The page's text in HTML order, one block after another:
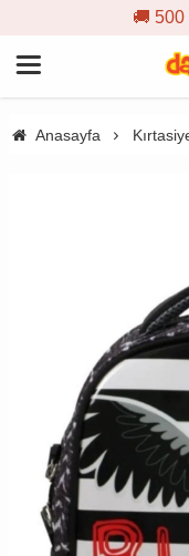
🚚 500 TL
Anasayfa